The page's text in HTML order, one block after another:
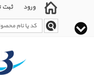
ورود ثبت